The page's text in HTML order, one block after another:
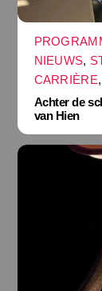
NIEUWS,
CARRIÈRE,
Achter de
van Hien